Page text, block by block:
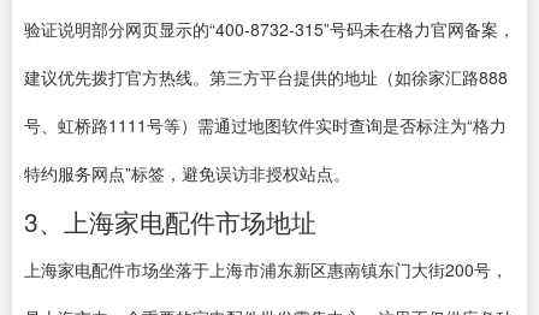
验证说明部分网页显示的“400-8732-315”号码未在格力官网备案，
建议优先拨打官方热线。第三方平台提供的地址（如徐家汇路888
号、虹桥路1111号等）需通过地图软件实时查询是否标注为“格力
特约服务网点”标签，避免误访非授权站点。
3、上海家电配件市场地址
上海家电配件市场坐落于上海市浦东新区惠南镇东门大街200号，